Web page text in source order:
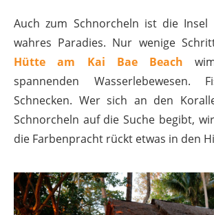
Auch zum Schnorcheln ist die Insel
wahres Paradies. Nur wenige
Hütte am Kai Bae Beach
spannenden Wasserlebewesen.
Schnecken. Wer sich an den
Schnorcheln auf die Suche begibt,
die Farbenpracht rückt etwas in den